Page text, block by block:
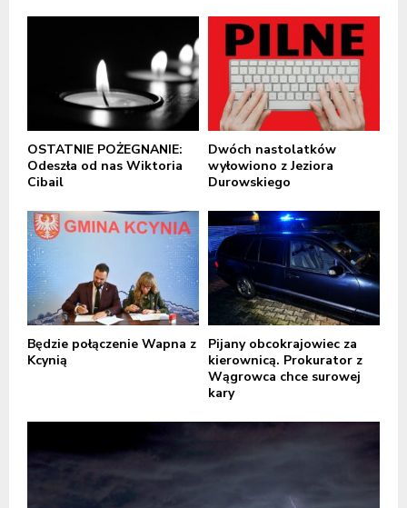
OSTATNIE POŻEGNANIE:
Odeszła od nas Wiktoria
Cibail
Dwóch nastolatków
wyłowiono z Jeziora
Durowskiego
Będzie połączenie Wapna z
Kcynią
Pijany obcokrajowiec za
kierownicą. Prokurator z
Wągrowca chce surowej
kary